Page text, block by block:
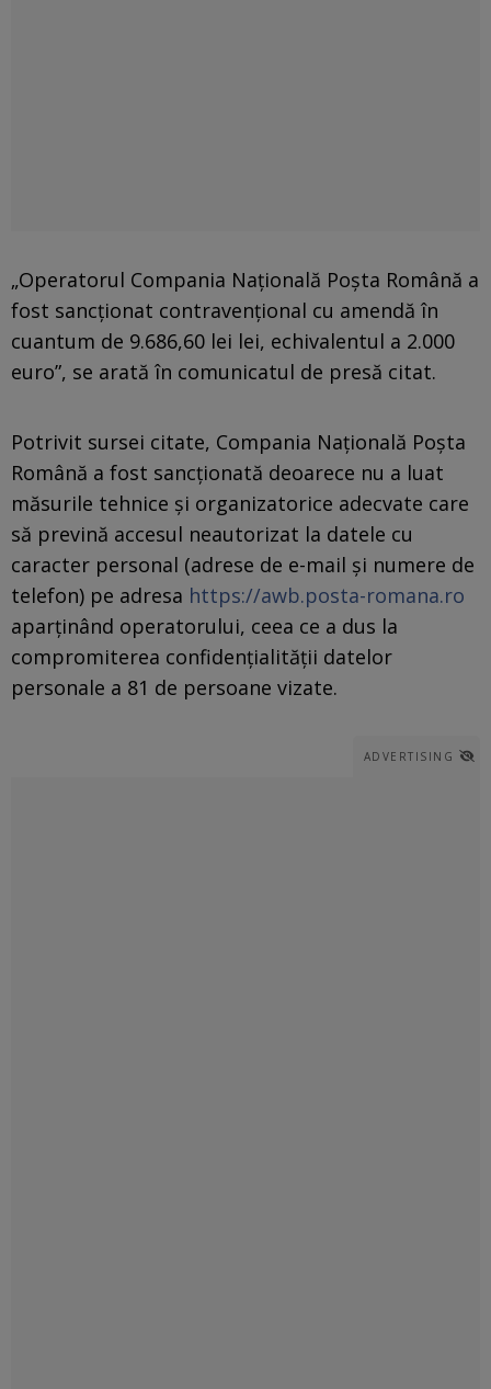
„Operatorul Compania Națională Poșta Română a
fost sancționat contravențional cu amendă în
cuantum de 9.686,60 lei lei, echivalentul a 2.000
euro”, se arată în comunicatul de presă citat.
Potrivit sursei citate, Compania Națională Poșta
Română a fost sancționată deoarece nu a luat
măsurile tehnice şi organizatorice adecvate care
să prevină accesul neautorizat la datele cu
caracter personal (adrese de e-mail și numere de
telefon) pe adresa https://awb.posta-romana.ro
aparținând operatorului, ceea ce a dus la
compromiterea confidențialității datelor
personale a 81 de persoane vizate.
ADVERTISING